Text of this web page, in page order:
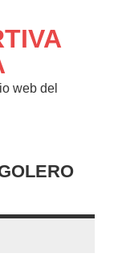
web del